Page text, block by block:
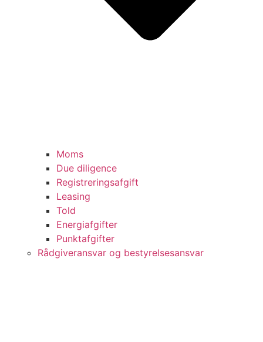
Moms
Due diligence
Registreringsafgift
Leasing
Told
Energiafgifter
Punktafgifter
Rådgiveransvar og bestyrelsesansvar